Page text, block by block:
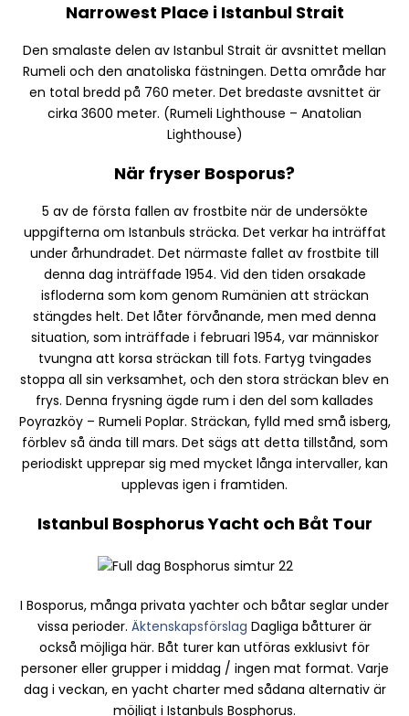
Narrowest Place i Istanbul Strait
Den smalaste delen av Istanbul Strait är avsnittet mellan
Rumeli och den anatoliska fästningen. Detta område har
en total bredd på 760 meter. Det bredaste avsnittet är
cirka 3600 meter. (Rumeli Lighthouse – Anatolian
Lighthouse)
När fryser Bosporus?
5 av de första fallen av frostbite när de undersökte
uppgifterna om Istanbuls sträcka. Det verkar ha inträffat
under århundradet. Det närmaste fallet av frostbite till
denna dag inträffade 1954. Vid den tiden orsakade
isfloderna som kom genom Rumänien att sträckan
stängdes helt. Det låter förvånande, men med denna
situation, som inträffade i februari 1954, var människor
tvungna att korsa sträckan till fots. Fartyg tvingades
stoppa all sin verksamhet, och den stora sträckan blev en
frys. Denna frysning ägde rum i den del som kallades
Poyrazköy – Rumeli Poplar. Sträckan, fylld med små isberg,
förblev så ända till mars. Det sägs att detta tillstånd, som
periodiskt upprepar sig med mycket långa intervaller, kan
upplevas igen i framtiden.
Istanbul Bosphorus Yacht och Båt Tour
I Bosporus, många privata yachter och båtar seglar under
vissa perioder. Äktenskapsförslag Dagliga båtturer är
också möjliga här. Båt turer kan utföras exklusivt för
personer eller grupper i middag / ingen mat format. Varje
dag i veckan, en yacht charter med sådana alternativ är
möjligt i Istanbuls Bosphorus.